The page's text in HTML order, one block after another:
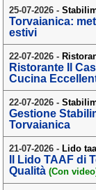
25-07-2026 -
Torvaianica:
estivi
22-07-2026 -
Ristorante Il
Cucina
22-07-2026 -
Gestione
Torvaianica
21-07-2026 - Lido
Il Lido TAAF di
Qualità (Con
Calabria(331)
Campania(363)
Emilia -
Friuli - Venezia
(39)
Lazio(318)
Liguria(190)
Lombardia